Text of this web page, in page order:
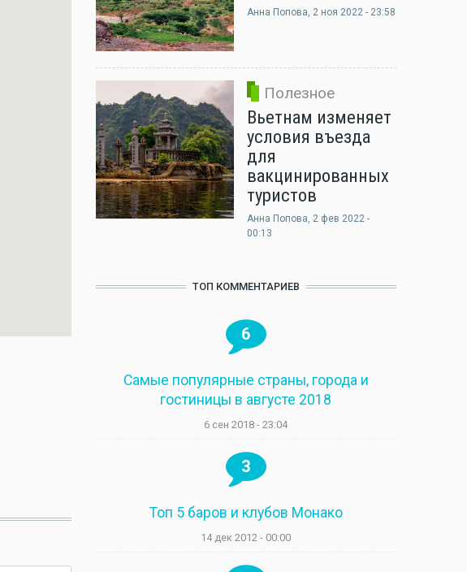
Анна Попова, 2 ноя 2022 - 23:58
Полезное
Вьетнам изменяет
условия въезда
для
вакцинированных
туристов
Анна Попова, 2 фев 2022 -
00:13
ТОП КОММЕНТАРИЕВ
6
Самые популярные страны, города и
гостиницы в августе 2018
6 сен 2018 - 23:04
3
Топ 5 баров и клубов Монако
14 дек 2012 - 00:00